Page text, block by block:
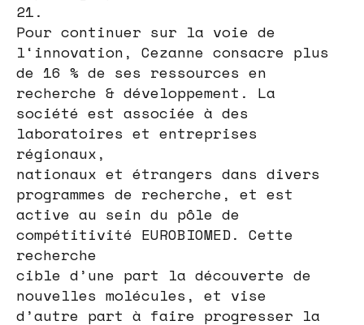
21.
Pour continuer sur la voie de
l‘innovation, Cezanne consacre plus
de 16 % de ses ressources en
recherche & développement. La
société est associée à des
laboratoires et entreprises
régionaux,
nationaux et étrangers dans divers
programmes de recherche, et est
active au sein du pôle de
compétitivité EUROBIOMED. Cette
recherche
cible d’une part la découverte de
nouvelles molécules, et vise
d’autre part à faire progresser la